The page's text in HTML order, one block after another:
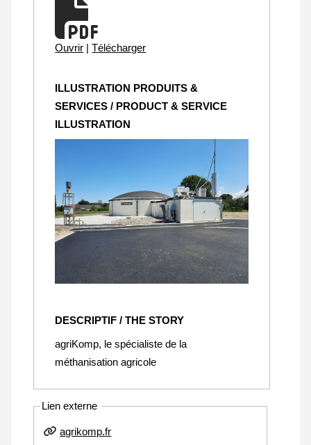
Ouvrir | Télécharger
ILLUSTRATION PRODUITS &
SERVICES / PRODUCT & SERVICE
ILLUSTRATION
DESCRIPTIF / THE STORY
agriKomp, le spécialiste de la
méthanisation agricole
Lien externe
agrikomp.fr